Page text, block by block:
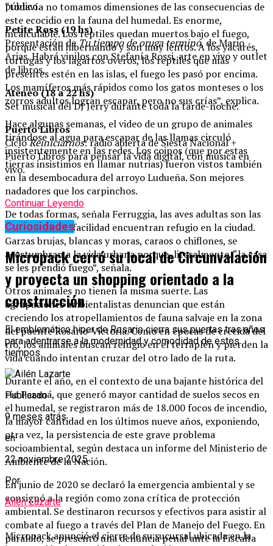
“todavía no tomamos dimensiones de las consecuencias de
este ecocidio en la fauna del humedal. Es enorme,
incalculable. Los reptiles quedan muertos bajo el fuego,
porque están hibernando y son muy lentos. A los yacarés,
tortugas y los lagartos overos, los reptiles que más
presentes estén en las islas, el fuego les pasó por encima.
Los mamíferos más rápidos como los gatos monteses o los
zorros adultos logran escapar, pero no sus crías”, explica.
Hace algunas semanas, el video de un grupo de animales
tirándose al agua para escapar de las llamas circuló
insistentemente en las redes. Los coipos (que por estas
tierras insistimos en llamar nutrias) fueron vistos también
en la desembocadura del arroyo Ludueña. Son mejores
nadadores que los carpinchos.
De todas formas, señala Ferruggia, las aves adultas son las
que con mayor facilidad encuentran refugio en la ciudad.
Garzas brujas, blancas y moras, caraos o chiflones, se
acostumbran a la vida urbana porque, literalmente. “la casa
se les prendió fuego”, señala.
Otros animales no tienen la misma suerte. Las
agrupaciones ambientalistas denuncian que están
creciendo los atropellamientos de fauna salvaje en la zona
del puente Rosario-Victoria. Como en épocas de crecida del
río, los animales buscan refugio en el terraplén y pierden la
vida cuando intentan cruzar del otro lado de la ruta.
Durante el año, en el contexto de una bajante histórica del
río Paraná, que generó mayor cantidad de suelos secos en
el humedal, se registraron más de 18.000 focos de incendio,
la mayor cantidad en los últimos nueve años, exponiendo,
otra vez, la persistencia de este grave problema
socioambiental, según destaca un informe del Ministerio de
Ambiente de la Nación.
En junio de 2020 se declaró la emergencia ambiental y se
consignó a la región como zona crítica de protección
ambiental. Se destinaron recursos y efectivos para asistir al
combate al fuego a través del Plan de Manejo del Fuego. En
paralelo, se presentó una denuncia penal ante la Fiscalía
público.
Petite Ross (19 hs)
Presentación deTu tiempo de oruga terminó, de Mario
Arias. Habrá vinilos con Stefanía Rossi, arte en vivo y outlet
de libros.
Ateneo (18 a 22 hs)
Set musical del DJ Jerry durante toda la tarde-noche.
Puerto Libros
CicloReiniciarnos: radio abierta de Siesta Nacional +
Puerto Libros para pensar la vida digital, con música en
vivo.
Continuar Leyendo
Curiosidades
Micropack cerró su local de Circunvalación
y proyecta un shopping orientado a la
construcción
El emblemático hiper de Rosario cierra sus puertas tras años
para adentrarse a la modernidad y comodidad de estos
tiempos.
Publicado
9 meses atrás
en
22 noviembre 2025
Por
Ailén Lazarte
Micropack anunció el cierre de su sucursal ubicada en la